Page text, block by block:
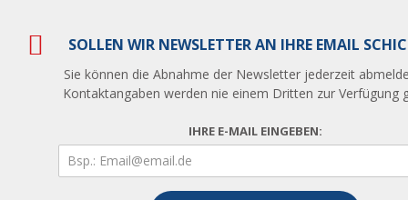
SOLLEN WIR NEWSLETTER AN IHRE EMAIL
Sie können die Abnahme der Newsletter jederzeit
Kontaktangaben werden nie einem Dritten zur Verfügung
IHRE E-MAIL EINGEBEN: